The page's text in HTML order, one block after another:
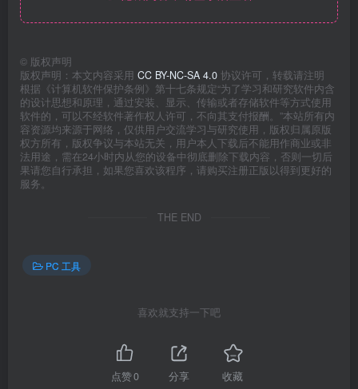
© 版权声明
版权声明：本文内容采用 CC BY-NC-SA 4.0 协议许可，转载请注明
根据《计算机软件保护条例》第十七条规定“为了学习和研究软件内含
的设计思想和原理，通过安装、显示、传输或者存储软件等方式使用
软件的，可以不经软件著作权人许可，不向其支付报酬。”本站所有内
容资源均来源于网络，仅供用户交流学习与研究使用，版权归属原版
权方所有，版权争议与本站无关，用户本人下载后不能用作商业或非
法用途，需在24小时内从您的设备中彻底删除下载内容，否则一切后
果请您自行承担，如果您喜欢该程序，请购买注册正版以得到更好的
服务。
THE END
PC 工具
喜欢就支持一下吧
点赞0 分享 收藏